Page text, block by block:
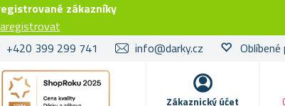
zákazníky
+420 399 299 741
info@darky.cz
Zákaznický účet